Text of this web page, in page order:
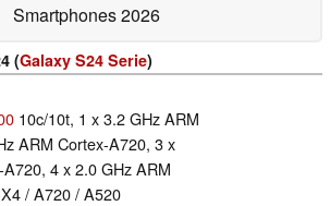
Smartphones 2026
(Galaxy S24 Serie)
10c/10t, 1 x 3.2 GHz ARM
ARM Cortex-A720, 3 x
4 x 2.0 GHz ARM
/ A720 / A520